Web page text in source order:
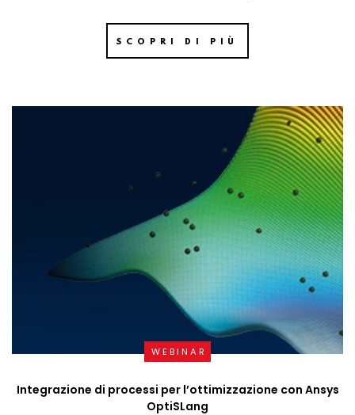
SCOPRI DI PIÙ
WEBINAR
Integrazione di processi per l’ottimizzazione con Ansys
OptiSLang